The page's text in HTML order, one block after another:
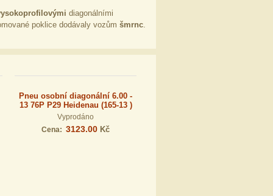
diagonálními
poklice dodávaly vozům šmrnc.
Pneu osobní diagonální 6.00 -
13 76P P29 Heidenau (165-13 )
Vyprodáno
Cena: 3123.00 Kč